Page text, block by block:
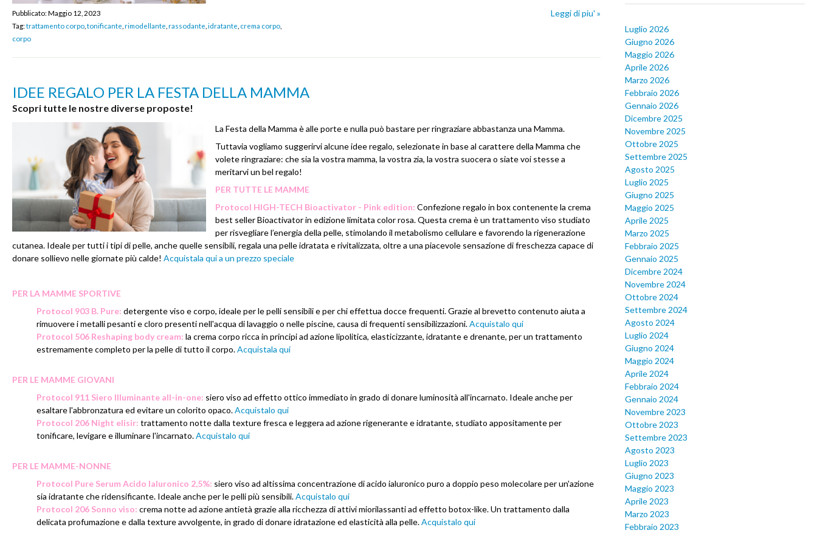
Pubblicato:Maggio 12, 2023
Tag:trattamento corpo tonificante rimodellante rassodante idratante crema corpo
corpo
Leggi di piu' »
IDEE REGALO PER LA FESTA DELLA MAMMA
Scopri tutte le nostre diverse proposte!
La Festa della Mamma è alle porte e nulla può bastare per ringraziare abbastanza una Mamma.
Tuttavia vogliamo suggerirvi alcune idee regalo, selezionate in base al carattere della Mamma che
volete ringraziare: che sia la vostra mamma, la vostra zia, la vostra suocera o siate voi stesse a
meritarvi un bel regalo!
PER TUTTE LE MAMME
Protocol HIGH-TECH Bioactivator - Pink edition: Confezione regalo in box contenente la crema
best seller Bioactivator in edizione limitata color rosa. Questa crema è un trattamento viso studiato
per risvegliare l’energia della pelle, stimolando il metabolismo cellulare e favorendo la rigenerazione
cutanea. Ideale per tutti i tipi di pelle, anche quelle sensibili, regala una pelle idratata e rivitalizzata, oltre a una piacevole sensazione di freschezza capace di
donare sollievo nelle giornate più calde! Acquistala qui a un prezzo speciale
PER LA MAMME SPORTIVE
Protocol 903 B. Pure: detergente viso e corpo, ideale per le pelli sensibili e per chi effettua docce frequenti. Grazie al brevetto contenuto aiuta a
rimuovere i metalli pesanti e cloro presenti nell'acqua di lavaggio o nelle piscine, causa di frequenti sensibilizzazioni.Acquistalo qui
Protocol 506 Reshaping body cream: la crema corpo ricca in principi ad azione lipolitica, elasticizzante, idratante e drenante, per un trattamento
estremamente completo per la pelle di tutto il corpo.Acquistala qui
PER LE MAMME GIOVANI
Protocol 911 Siero Illuminante all-in-one: siero viso ad effetto ottico immediato in grado di donare luminosità all'incarnato. Ideale anche per
esaltare l'abbronzatura ed evitare un colorito opaco.Acquistalo qui
Protocol 206 Night elisir: trattamento notte dalla texture fresca e leggera ad azione rigenerante e idratante, studiato appositamente per
tonificare, levigare e illuminare l'incarnato.Acquistalo qui
PER LE MAMME-NONNE
Protocol Pure Serum Acido Ialuronico 2,5%: siero viso ad altissima concentrazione di acido ialuronico puro a doppio peso molecolare per un'azione
sia idratante che ridensificante. Ideale anche per le pelli più sensibili.Acquistalo qui
Protocol 206 Sonno viso: crema notte ad azione antietà grazie alla ricchezza di attivi miorilassanti ad effetto botox-like. Un trattamento dalla
delicata profumazione e dalla texture avvolgente, in grado di donare idratazione ed elasticità alla pelle.Acquistalo qui
Luglio 2026
Giugno 2026
Maggio 2026
Aprile 2026
Marzo 2026
Febbraio 2026
Gennaio 2026
Dicembre 2025
Novembre 2025
Ottobre 2025
Settembre 2025
Agosto 2025
Luglio 2025
Giugno 2025
Maggio 2025
Aprile 2025
Marzo 2025
Febbraio 2025
Gennaio 2025
Dicembre 2024
Novembre 2024
Ottobre 2024
Settembre 2024
Agosto 2024
Luglio 2024
Giugno 2024
Maggio 2024
Aprile 2024
Febbraio 2024
Gennaio 2024
Novembre 2023
Ottobre 2023
Settembre 2023
Agosto 2023
Luglio 2023
Giugno 2023
Maggio 2023
Aprile 2023
Marzo 2023
Febbraio 2023